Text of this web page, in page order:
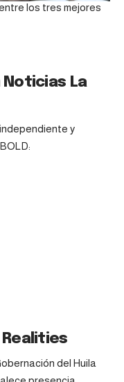
los tres mejores
Noticias La
y
Realities